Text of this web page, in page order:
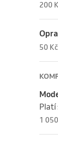
200
50 Kč
Platí
1